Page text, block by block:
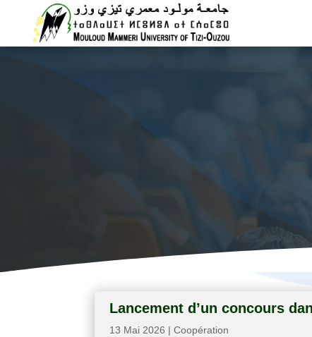
Vice
Lancement d’un concours
13 Mai 2026 |Coopération